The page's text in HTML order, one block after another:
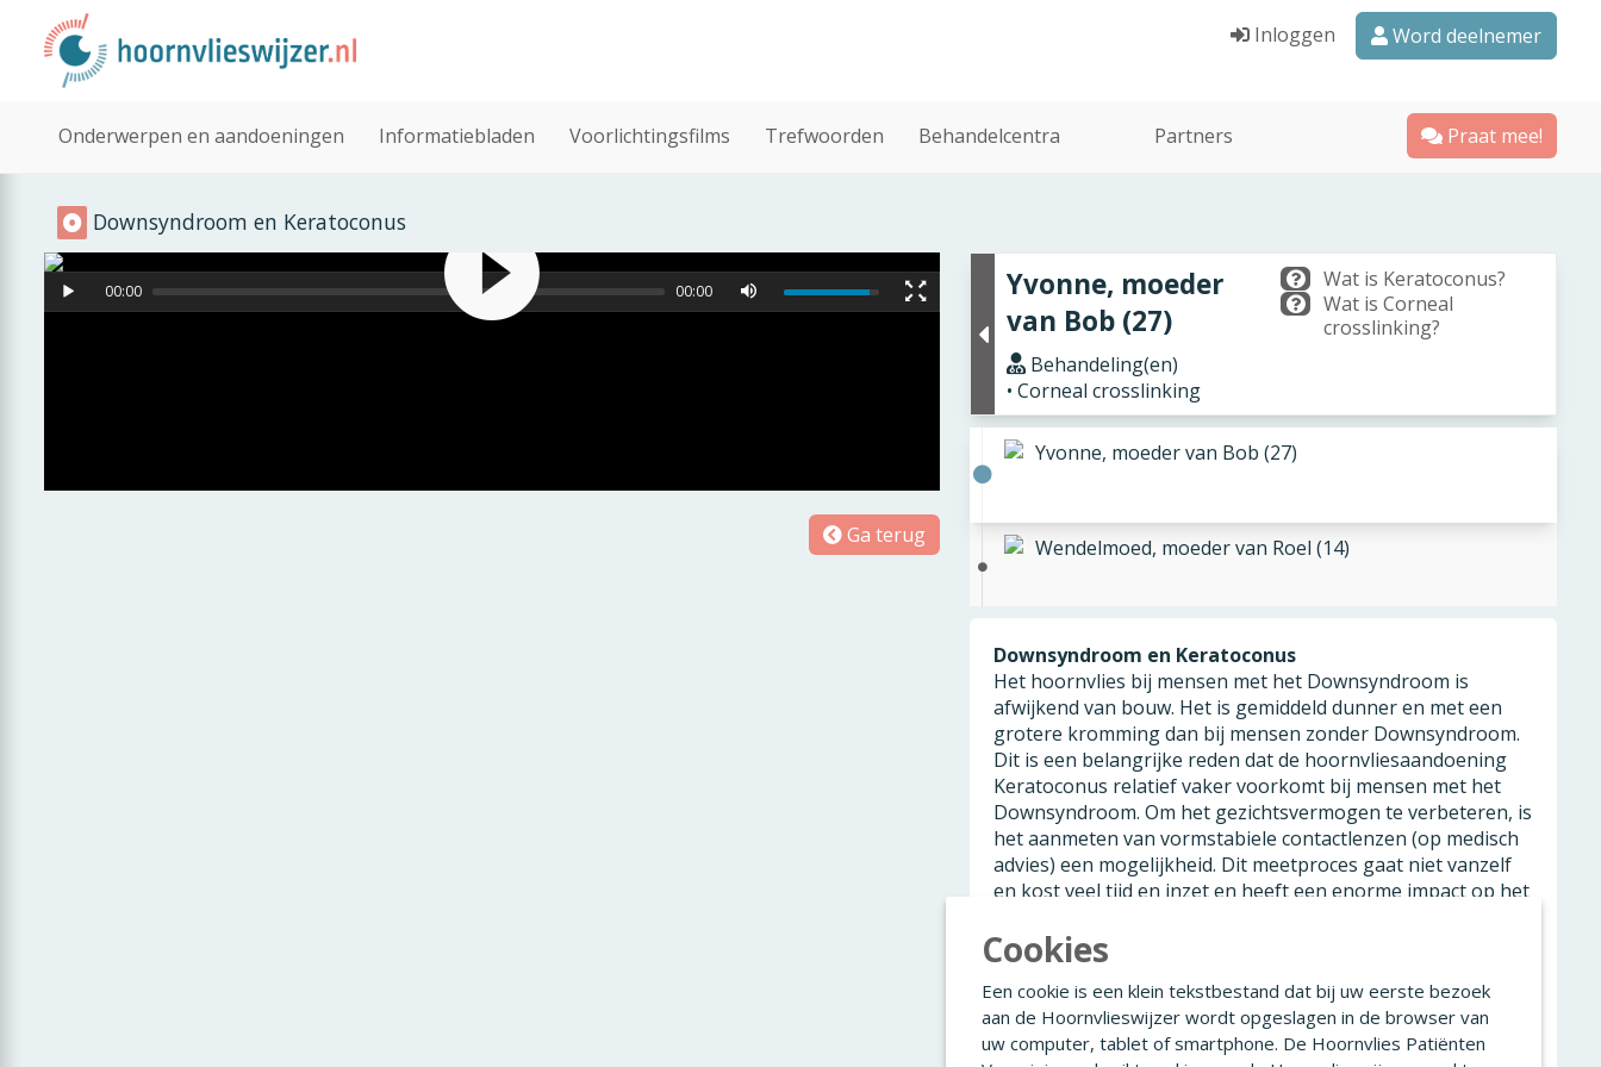
Inloggen Word deelnemer
Onderwerpen en aandoeningen Informatiebladen Voorlichtingsfilms Trefwoorden Behandelcentra Partners Praat mee!
Downsyndroom en Keratoconus
00:00 00:00
Ga terug
Yvonne, moeder
van Bob (27)
Behandeling(en)
• Corneal crosslinking
Wat is Keratoconus?
Wat is Corneal
crosslinking?
Yvonne, moeder van Bob (27)
Wendelmoed, moeder van Roel (14)
Downsyndroom en Keratoconus
Het hoornvlies bij mensen met het Downsyndroom is
afwijkend van bouw. Het is gemiddeld dunner en met een
grotere kromming dan bij mensen zonder Downsyndroom.
Dit is een belangrijke reden dat de hoornvliesaandoening
Keratoconus relatief vaker voorkomt bij mensen met het
Downsyndroom. Om het gezichtsvermogen te verbeteren, is
het aanmeten van vormstabiele contactlenzen (op medisch
advies) een mogelijkheid. Dit meetproces gaat niet vanzelf
en kost veel tijd en inzet en heeft een enorme impact op het
als een corneal crosslinking en het genezingsproces vergt
aandacht en energie.
Gezien de complexe context van Down en Keratoconus zijn
de ervaringsverhalen van twee moeders van kinderen met
Cookies
Een cookie is een klein tekstbestand dat bij uw eerste bezoek
aan de Hoornvlieswijzer wordt opgeslagen in de browser van
uw computer, tablet of smartphone. De Hoornvlies Patiënten